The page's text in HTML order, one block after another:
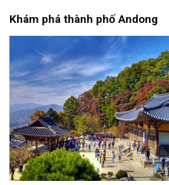
Khám phá thành phố Andong